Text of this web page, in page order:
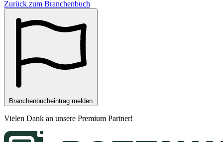
Zurück zum Branchenbuch
Branchenbucheintrag melden
Vielen Dank an unsere Premium Partner!